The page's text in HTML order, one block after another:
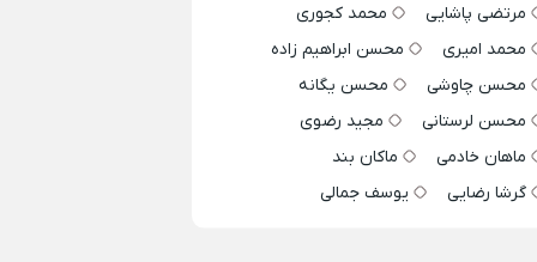
مرتضی پاشایی
محمد کجوری
محمد امیری
محسن ابراهیم زاده
محسن چاوشی
محسن یگانه
محسن لرستانی
مجید رضوی
ماهان خادمی
ماکان بند
گرشا رضایی
یوسف جمالی